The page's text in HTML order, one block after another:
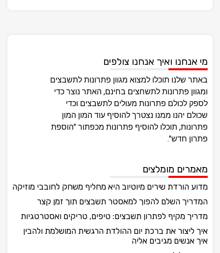
מי אנחנו ואיך אנחנו צולפים
באתר שלנו תוכלו למצוא מגוון פתרונות לתשבצים
ומגוון פתרונות לתשחצים בחינם, האתר נוצר כדי
לספק לכולם פתרונות מעולים לתשבצים וכדי
שכולם יהנו ממנו נצטרך להוסיף עוד המון המון
פתרונות, תוכלו להוסיף פתרונות מכפתור "הוספת
פתרון חדש".
מאמרים מומלצים
מדוע הורדת שירים מיוטיוב היא מחליף משחק לחובבי מוזיקה
המדריך השלם להפוך למאסטר תשבצים תוך זמן קצר
מדריך מקיף לפתרון תשבצים: טיפים, טריקים ואסטרטגיות
איך ליצור את ברכת יום ההולדת הרגשית המושלמת ולהבין
איך אנשים מגיבים אליה